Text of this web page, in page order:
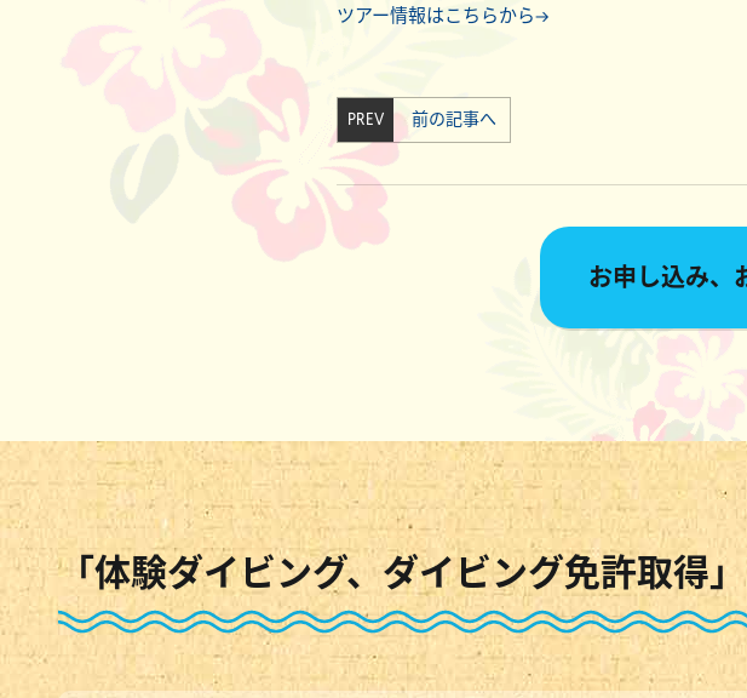
ツアー情報はこちらから→
PREV 前の記事へ
お申し込み、
「体験ダイビング、ダイビング免許取得